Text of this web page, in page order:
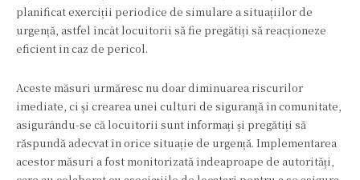
planificat exerciții periodice de simulare a situațiilor de
urgență, astfel încât locuitorii să fie pregătiți să reacționeze
eficient în caz de pericol.
Aceste măsuri urmăresc nu doar diminuarea riscurilor
imediate, ci și crearea unei culturi de siguranță în comunitate,
asigurându-se că locuitorii sunt informați și pregătiți să
răspundă adecvat în orice situație de urgență. Implementarea
acestor măsuri a fost monitorizată îndeaproape de autorități,